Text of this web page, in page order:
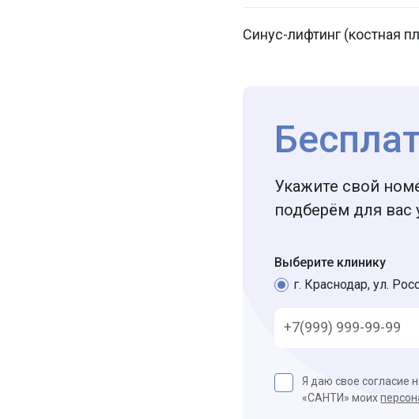
Синус-лифтинг (костная
Укажите свой
подберём для вас
Выберите клинику
г. Краснодар, ул.
Я даю свое согласие
«САНТИ» моих